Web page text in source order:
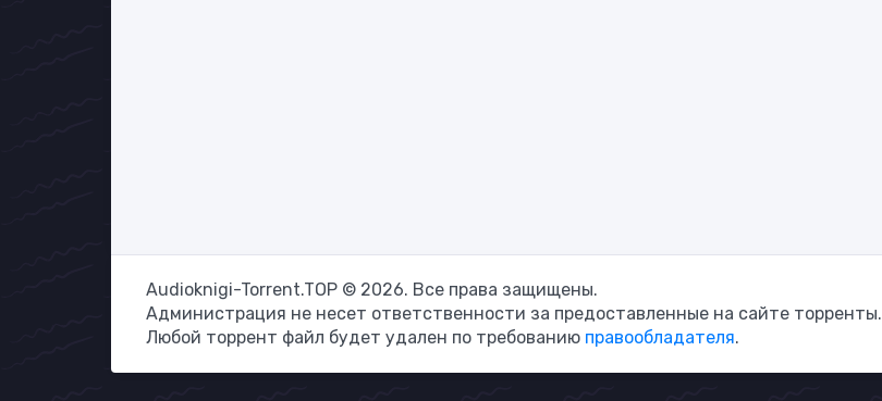
Audioknigi-Torrent.TOP © 2026. Все права защищены.
Администрация не несет ответственности за предоставленные на сайте торренты.
Любой торрент файл будет удален по требованию правообладателя.